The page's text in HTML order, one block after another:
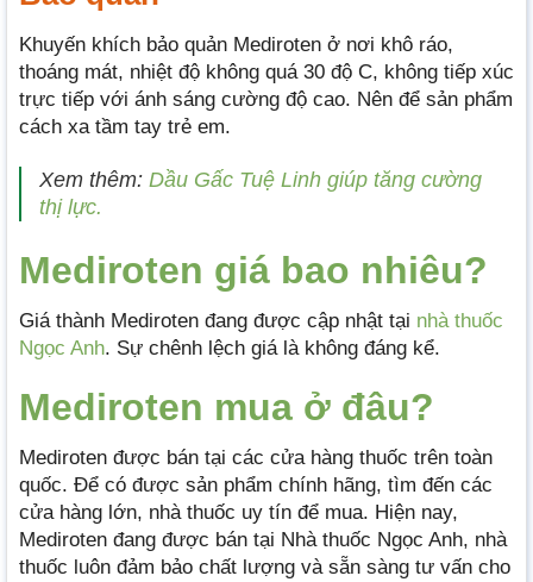
Khuyến khích bảo quản Mediroten ở nơi khô ráo,
thoáng mát, nhiệt độ không quá 30 độ C, không tiếp xúc
trực tiếp với ánh sáng cường độ cao. Nên để sản phẩm
cách xa tầm tay trẻ em.
Xem thêm: Dầu Gấc Tuệ Linh giúp tăng cường
thị lực.
Mediroten giá bao nhiêu?
Giá thành Mediroten đang được cập nhật tại nhà thuốc
Ngọc Anh. Sự chênh lệch giá là không đáng kể.
Mediroten mua ở đâu?
Mediroten được bán tại các cửa hàng thuốc trên toàn
quốc. Để có được sản phẩm chính hãng, tìm đến các
cửa hàng lớn, nhà thuốc uy tín để mua. Hiện nay,
Mediroten đang được bán tại Nhà thuốc Ngọc Anh, nhà
thuốc luôn đảm bảo chất lượng và sẵn sàng tư vấn cho